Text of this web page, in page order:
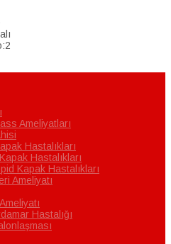
Ameliyatları
Hastalıkları
Hastalıkları
Kapak Hastalıkları
Ameliyatı
Hastalığı